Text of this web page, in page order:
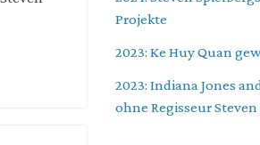
Projekte
2023: Ke Huy Quan
2023: Indiana Jones
ohne Regisseur